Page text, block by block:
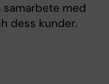
samarbete med
dess kunder.